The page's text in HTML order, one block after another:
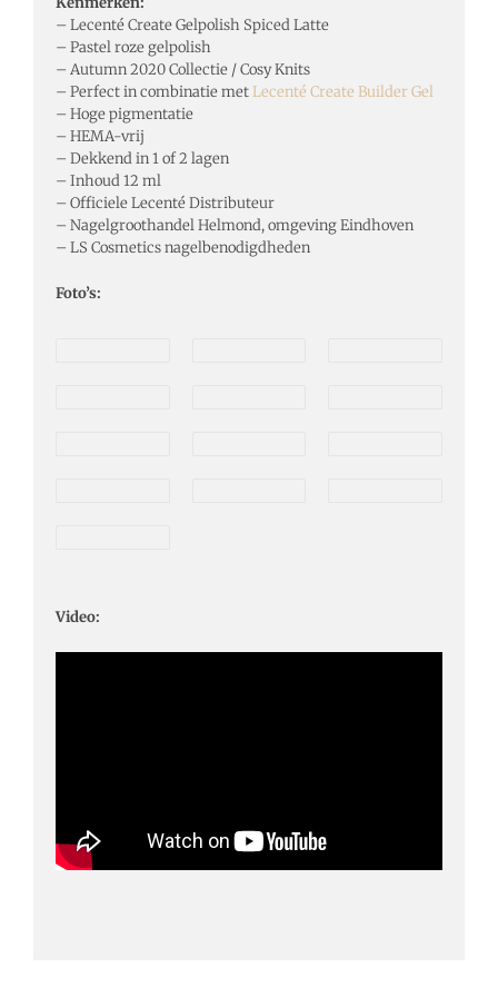
– Lecenté Create Gelpolish Spiced Latte
– Pastel roze gelpolish
– Autumn 2020 Collectie / Cosy Knits
– Perfect in combinatie metLecenté Create Builder Gel
– Hoge pigmentatie
– HEMA-vrij
– Dekkend in 1 of 2 lagen
– Inhoud 12 ml
– Officiele Lecenté Distributeur
– Nagelgroothandel Helmond, omgeving Eindhoven
– LS Cosmetics nagelbenodigdheden
Foto’s:
Video: